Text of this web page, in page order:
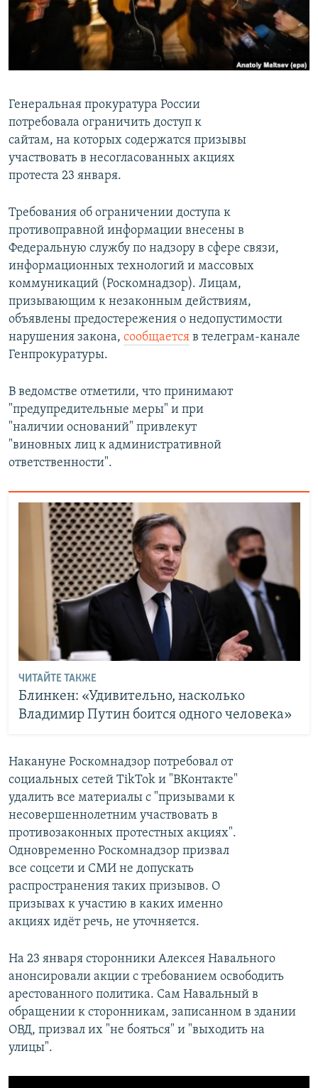
СПОРТ
БЛОГИ
ЧИТАЕМ ПРЕССУ
АРХИВ РАДИОПРОГРАММЫ
Все сайты РСЕ/РС
Генеральная прокуратура России
потребовала ограничить доступ к
сайтам, на которых содержатся призывы
участвовать в несогласованных акциях
протеста 23 января.
Требования об ограничении доступа к
противоправной информации внесены в
Федеральную службу по надзору в сфере связи,
информационных технологий и массовых
коммуникаций (Роскомнадзор). Лицам,
призывающим к незаконным действиям,
объявлены предостережения о недопустимости
нарушения закона, сообщается в телеграм-канале
Генпрокуратуры.
В ведомстве отметили, что принимают
"предупредительные меры" и при
"наличии оснований" привлекут
"виновных лиц к административной
ответственности".
ЧИТАЙТЕ ТАКЖЕ
Блинкен: «Удивительно, насколько
Владимир Путин боится одного человека»
Накануне Роскомнадзор потребовал от
социальных сетей TikTok и "ВКонтакте"
удалить все материалы с "призывами к
несовершеннолетним участвовать в
противозаконных протестных акциях".
Одновременно Роскомнадзор призвал
все соцсети и СМИ не допускать
распространения таких призывов. О
призывах к участию в каких именно
акциях идёт речь, не уточняется.
На 23 января сторонники Алексея Навального
анонсировали акции с требованием освободить
арестованного политика. Сам Навальный в
обращении к сторонникам, записанном в здании
ОВД, призвал их "не бояться" и "выходить на
улицы".